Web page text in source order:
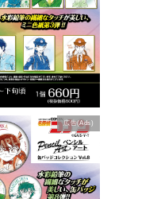
広告(Ads)